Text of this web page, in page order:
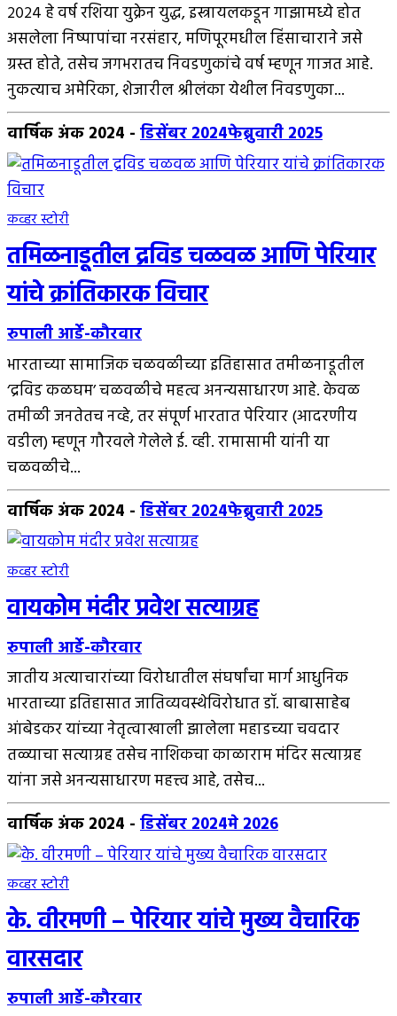
२०२४ हे वर्ष रशिया युक्रेन युद्ध, इस्त्रायलकडून गाझामध्ये होत
असलेला निष्पापांचा नरसंहार, मणिपूरमधील हिंसाचाराने जसे
ग्रस्त होते, तसेच जगभरातच निवडणुकांचे वर्ष म्हणून गाजत आहे.
नुकत्याच अमेरिका, शेजारील श्रीलंका येथील निवडणुका...
वार्षिक अंक 2024 - डिसेंबर 2024फेब्रुवारी 2025
कव्हर स्टोरी
तमिळनाडूतील द्रविड चळवळ आणि पेरियार
यांचे क्रांतिकारक विचार
रुपाली आर्डे-कौरवार
भारताच्या सामाजिक चळवळीच्या इतिहासात तमीळनाडूतील
‘द्रविड कळघम’ चळवळीचे महत्व अनन्यसाधारण आहे. केवळ
तमीळी जनतेतच नव्हे, तर संपूर्ण भारतात पेरियार (आदरणीय
वडील) म्हणून गौरवले गेलेले ई. व्ही. रामासामी यांनी या
चळवळीचे...
वार्षिक अंक 2024 - डिसेंबर 2024फेब्रुवारी 2025
कव्हर स्टोरी
वायकोम मंदीर प्रवेश सत्याग्रह
रुपाली आर्डे-कौरवार
जातीय अत्याचारांच्या विरोधातील संघर्षांचा मार्ग आधुनिक
भारताच्या इतिहासात जातिव्यवस्थेविरोधात डॉ. बाबासाहेब
आंबेडकर यांच्या नेतृत्वाखाली झालेला महाडच्या चवदार
तळ्याचा सत्याग्रह तसेच नाशिकचा काळाराम मंदिर सत्याग्रह
यांना जसे अनन्यसाधारण महत्त्व आहे, तसेच...
वार्षिक अंक 2024 - डिसेंबर 2024मे 2026
कव्हर स्टोरी
के. वीरमणी – पेरियार यांचे मुख्य वैचारिक
वारसदार
रुपाली आर्डे-कौरवार